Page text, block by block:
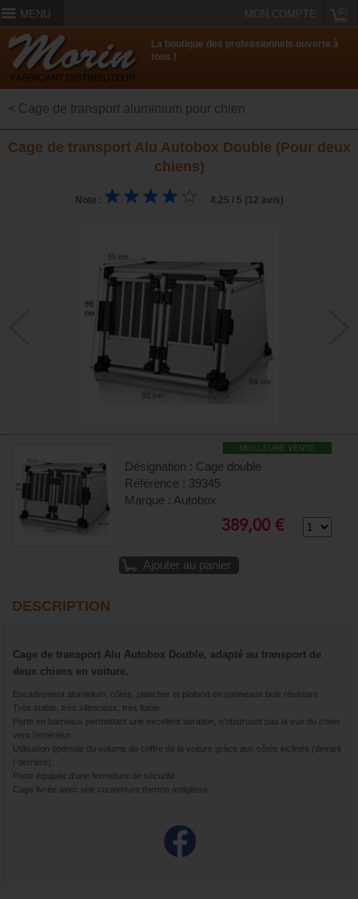
MENU MON COMPTE
La boutique des professionnels ouverte à
tous !
< Cage de transport aluminium pour chien
Cage de transport Alu Autobox Double (Pour deux
chiens)
Note : 4.25 / 5 (12 avis)
MEILLEURE VENTE
Désignation : Cage double
Référence : 39345
Marque : Autobox
389,00 €
Ajouter au panier
DESCRIPTION
Cage de transport Alu Autobox Double, adapté au transport de
deux chiens en voiture.
Encadrement aluminium, côtés, plancher et plafond en panneaux bois résistant.
Très stable, très silencieux, très fiable.
Porte en barreaux permettant une excellent aération, n’obstruent pas la vue du chien
vers l’extérieur.
Utilisation optimale du volume du coffre de la voiture grâce aux côtés inclinés (devant
/ derrière).
Porte équipée d’une fermeture de sécurité.
Cage livrée avec une couverture thermo antiglisse.